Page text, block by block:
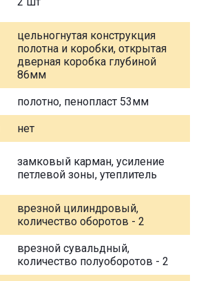
цельногнутая конструкция
полотна и коробки, открытая
дверная коробка глубиной
86мм
полотно, пенопласт 53мм
нет
замковый карман, усиление
петлевой зоны, утеплитель
врезной цилиндровый,
количество оборотов - 2
врезной сувальдный,
количество полуоборотов - 2